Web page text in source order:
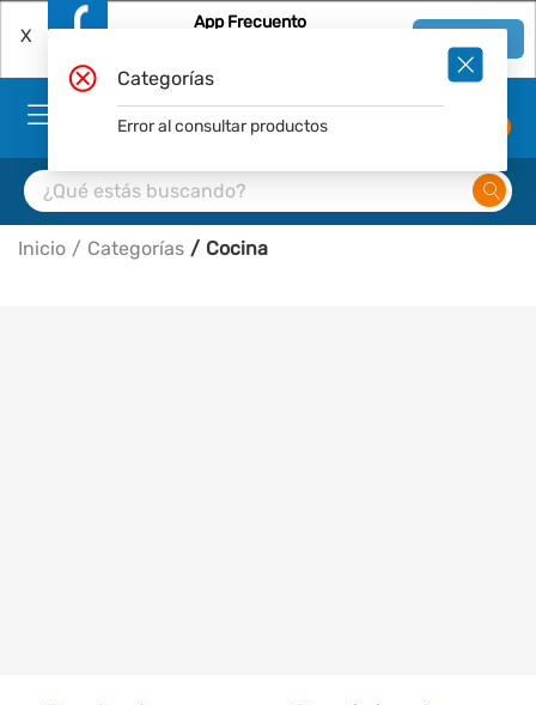
X
App Frecuento
Inicio Categorías Cocina
Categorías
Error al consultar productos